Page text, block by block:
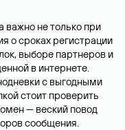
важно не только при
о сроках регистрации
выборе партнеров и
в интернете.
с выгодными
стоит проверить
— веский повод
сообщения.